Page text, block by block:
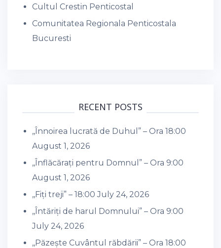
Cultul Crestin Penticostal
Comunitatea Regionala Penticostala
Bucuresti
RECENT POSTS
,,Înnoirea lucrată de Duhul” – Ora 18:00
August 1, 2026
,,Înflăcărați pentru Domnul” – Ora 9:00
August 1, 2026
,,Fiți treji” – 18:00 July 24, 2026
,,Întăriți de harul Domnului” – Ora 9:00
July 24, 2026
,,Păzește Cuvântul răbdării” – Ora 18:00